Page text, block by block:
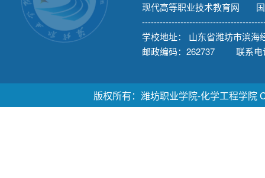
现代高等职业技术教育网
学校地址： 山东省潍坊市滨海
邮政编码：262737 联系电
版权所有：潍坊职业学院-化学工程学院